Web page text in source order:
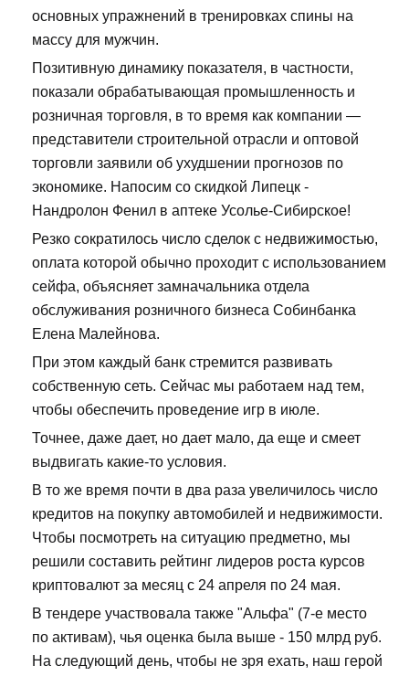
основных упражнений в тренировках спины на
массу для мужчин.
Позитивную динамику показателя, в частности,
показали обрабатывающая промышленность и
розничная торговля, в то время как компании —
представители строительной отрасли и оптовой
торговли заявили об ухудшении прогнозов по
экономике. Напосим со скидкой Липецк -
Нандролон Фенил в аптеке Усолье-Сибирское!
Резко сократилось число сделок с недвижимостью,
оплата которой обычно проходит с использованием
сейфа, объясняет замначальника отдела
обслуживания розничного бизнеса Собинбанка
Елена Малейнова.
При этом каждый банк стремится развивать
собственную сеть. Сейчас мы работаем над тем,
чтобы обеспечить проведение игр в июле.
Точнее, даже дает, но дает мало, да еще и смеет
выдвигать какие-то условия.
В то же время почти в два раза увеличилось число
кредитов на покупку автомобилей и недвижимости.
Чтобы посмотреть на ситуацию предметно, мы
решили составить рейтинг лидеров роста курсов
криптовалют за месяц с 24 апреля по 24 мая.
В тендере участвовала также "Альфа" (7-е место
по активам), чья оценка была выше - 150 млрд руб.
На следующий день, чтобы не зря ехать, наш герой